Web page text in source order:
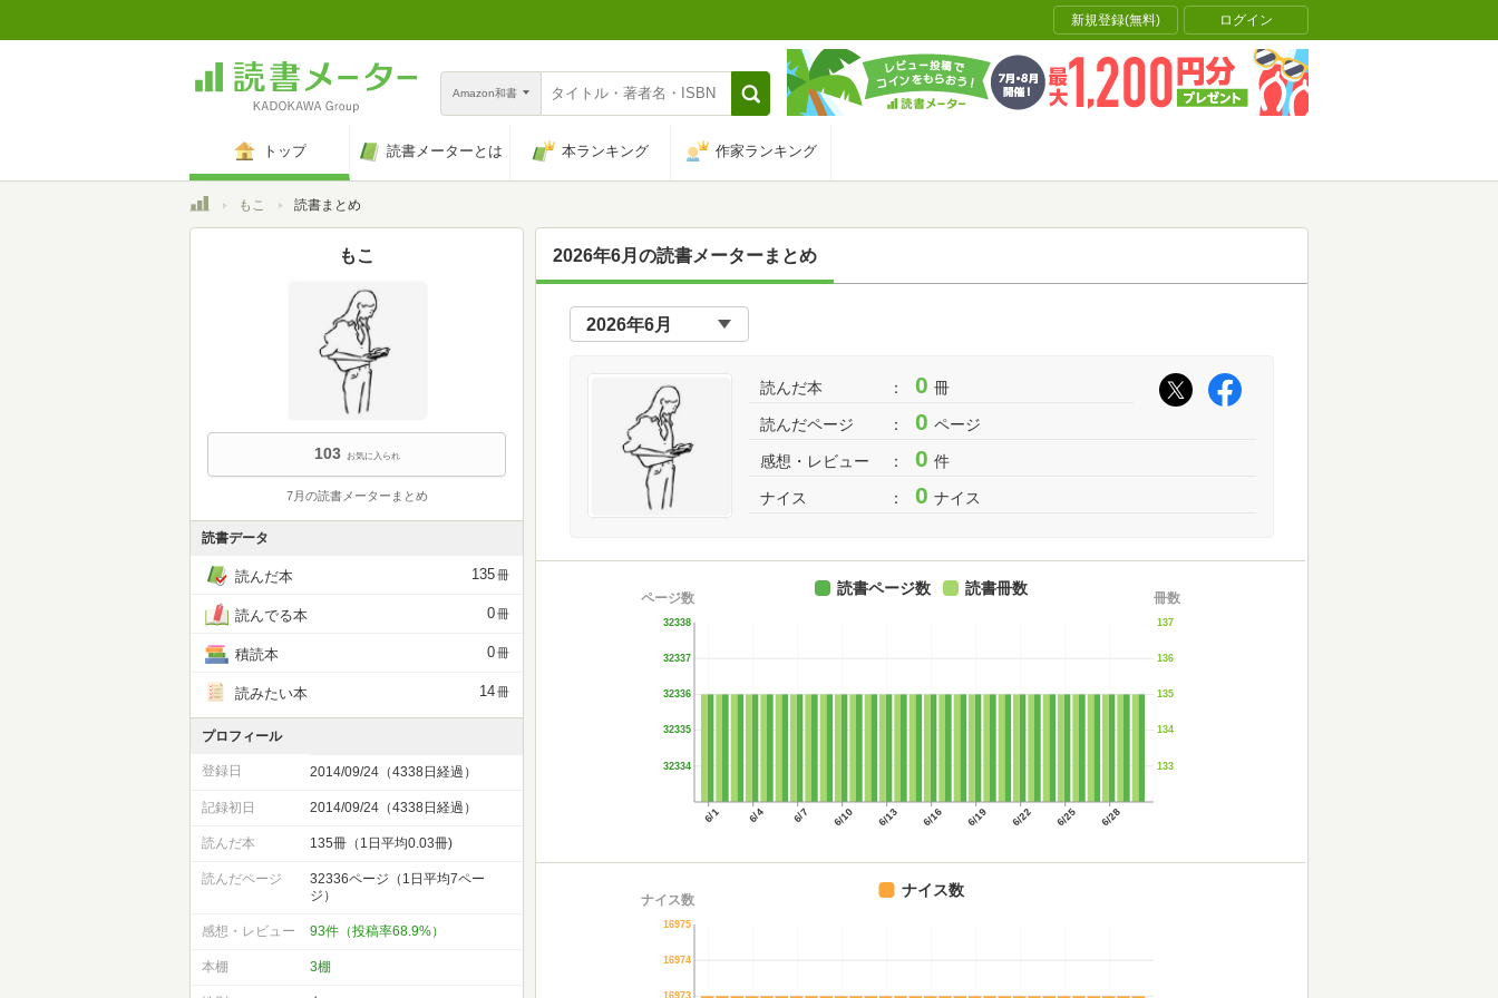
新規登録(無料) ログイン
Amazon和書
トップ 読書メーターとは 本ランキング 作家ランキング
トップもこ 読書まとめ
2026年6月の読書メーターまとめ
読んだ本 0 冊
読んだページ 0 ページ
感想・レビュー 0 件
ナイス 0 ナイス
6/1 6/4 6/7 6/10 6/13 6/16 6/19 6/22 6/25 6/28
32334
32335
32336
32337
32338
ページ数
133
134
135
136
137
冊数
読書ページ数 読書冊数
16974
16975
ナイス数
ナイス数
もこ
103 お気に入られ
7月の読書メーターまとめ
読書データ
読んだ本 135冊
読んでる本 0冊
積読本 0冊
読みたい本 14冊
プロフィール
登録日 2014/09/24（4338日経過）
記録初日 2014/09/24（4338日経過）
読んだ本 135冊（1日平均0.03冊)
読んだページ
32336ページ（1日平均7ペー
ジ）
感想・レビュー 93件（投稿率68.9%）
本棚 3棚